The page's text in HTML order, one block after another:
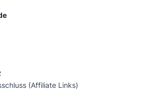
(Affiliate Links)